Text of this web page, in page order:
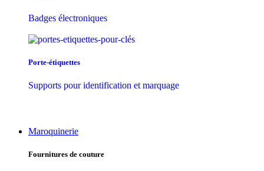
Badges électroniques
Porte-étiquettes
Supports pour identification et marquage
Maroquinerie
Fournitures de couture